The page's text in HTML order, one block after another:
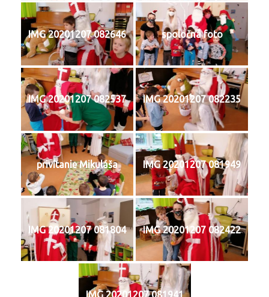
IMG 20201207 082646 spoločná foto
IMG 20201207 082537 IMG 20201207 082235
privítanie Mikuláša IMG 20201207 081949
IMG 20201207 081804 IMG 20201207 082422